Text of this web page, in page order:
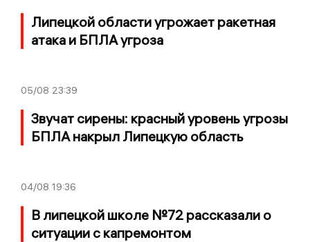
Липецкой области угрожает ракетная
атака и БПЛА угроза
05/08 23:39
Звучат сирены: красный уровень угрозы
БПЛА накрыл Липецкую область
04/08 19:36
В липецкой школе №72 рассказали о
ситуации с капремонтом